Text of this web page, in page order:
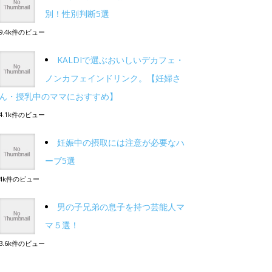
別！性別判断5選
件のビュー
KALDIで選ぶおいしいデカフェ・
ノンカフェインドリンク。【妊婦さ
・授乳中のママにおすすめ】
件のビュー
妊娠中の摂取には注意が必要なハ
ーブ5選
件のビュー
男の子兄弟の息子を持つ芸能人マ
マ５選！
件のビュー